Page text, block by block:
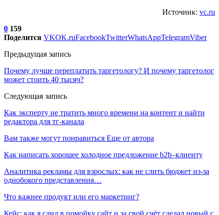
Источник: vc.ru
0 159
Поделится VKOK.ruFacebookTwitterWhatsAppTelegramViber
Предыдущая запись
Почему лучше переплатить таргетологу? И почему таргетолог
может стоить 40 тысяч?
Следующая запись
Как эксперту не тратить много времени на контент и найти
редактора для тг-канала
Вам также могут понравиться Еще от автора
Как написать хорошее холодное предложение b2b–клиенту
Аналитика рекламы для взрослых: как не слить бюджет из-за
однобокого представления…
Что важнее продукт или его маркетинг?
Кейс: как я слил в помойку сайт и за свой счёт сделал новый с